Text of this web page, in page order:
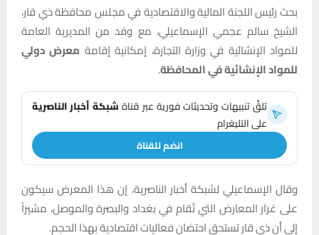
بحث رئيس اللجنة المالية والاقتصادية في مجلس محافظة ذي قار،
الشيخ سالم عجمي الإسماعيلي، مع وفد من المديرية العامة
للمواد الإنشائية في وزارة التجارة، إمكانية إقامة معرض دولي
للمواد الإنشائية في المحافظة.
تلقَّ تنبيهات وتحديثات فورية عبر قناةشبكة أخبار الناصرية
على التليغرام
انضم للقناة
وقال الإسماعيلي لشبكة أخبار الناصرية، إن هذا المعرض سيكون
على غرار المعارض التي تُقام في بغداد والبصرة والموصل، مشيراً
إلى أن ذي قار تستحق احتضان فعاليات اقتصادية بهذا الحجم.